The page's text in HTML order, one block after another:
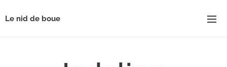
Le nid de boue